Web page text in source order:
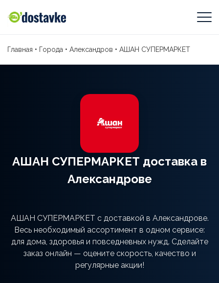
Главная • Города • Александров • АШАН СУПЕРМАРКЕТ
АШАН СУПЕРМАРКЕТ доставка в
Александрове
АШАН СУПЕРМАРКЕТ с доставкой в Александрове.
Весь необходимый ассортимент в одном сервисе:
для дома, здоровья и повседневных нужд. Сделайте
заказ онлайн — оцените скорость, качество и
регулярные акции!